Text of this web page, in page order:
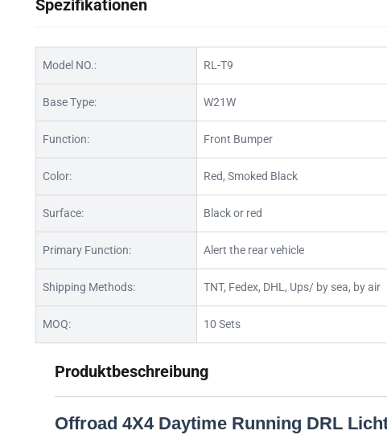
Spezifikationen
Model NO.: RL-T9
Base Type: W21W
Function: Front Bumper
Color: Red, Smoked Black
Surface: Black or red
Primary Function: Alert the rear vehicle
Shipping Methods: TNT, Fedex, DHL, Ups/ by sea, by air
MOQ: 10 Sets
Produktbeschreibung
Offroad 4X4 Daytime Running DRL